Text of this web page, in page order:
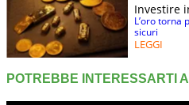
Investire
L’oro torna
sicuri
LEGGI